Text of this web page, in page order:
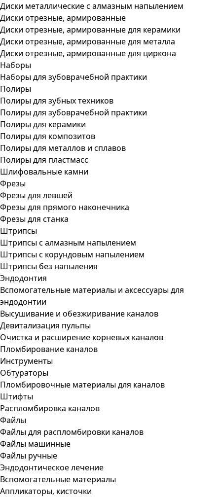
Диски металлические с алмазным напылением
Диски отрезные, армированные
Диски отрезные, армированные для керамики
Диски отрезные, армированные для металла
Диски отрезные, армированные для циркона
Наборы
Наборы для зубоврачебной практики
Полиры
Полиры для зубных техников
Полиры для зубоврачебной практики
Полиры для керамики
Полиры для композитов
Полиры для металлов и сплавов
Полиры для пластмасс
Шлифовальные камни
Фрезы
Фрезы для левшей
Фрезы для прямого наконечника
Фрезы для станка
Штрипсы
Штрипсы c алмазным напылением
Штрипсы c корундовым напылением
Штрипсы без напыления
Эндодонтия
Вспомогательные материалы и аксессуары для
эндодонтии
Высушивание и обезжиривание каналов
Девитализация пульпы
Очистка и расширение корневых каналов
Пломбирование каналов
Инструменты
Обтураторы
Пломбировочные материалы для каналов
Штифты
Распломбировка каналов
Файлы
Файлы для распломбировки каналов
Файлы машинные
Файлы ручные
Эндодонтическое лечение
Вспомогательные материалы
Аппликаторы, кисточки